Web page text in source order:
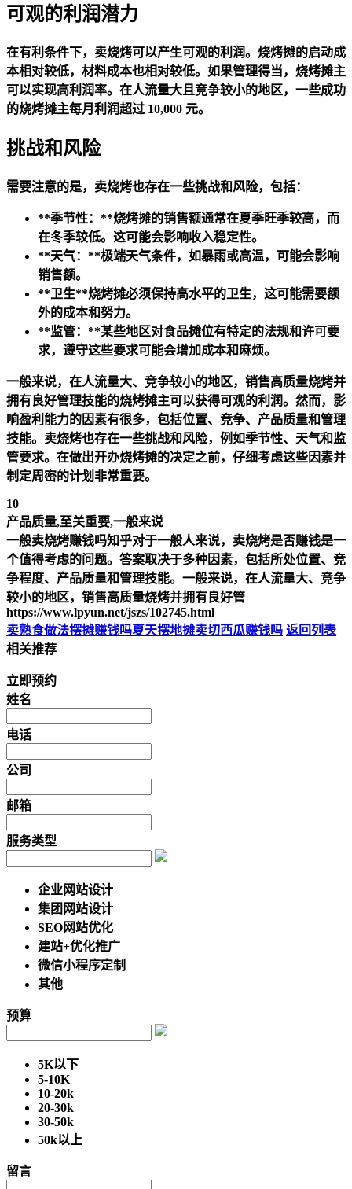
可观的利润潜力
在有利条件下，卖烧烤可以产生可观的利润。烧烤摊的启动成
本相对较低，材料成本也相对较低。如果管理得当，烧烤摊主
可以实现高利润率。在人流量大且竞争较小的地区，一些成功
的烧烤摊主每月利润超过 10,000 元。
挑战和风险
需要注意的是，卖烧烤也存在一些挑战和风险，包括：
**季节性：**烧烤摊的销售额通常在夏季旺季较高，而
在冬季较低。这可能会影响收入稳定性。
**天气：**极端天气条件，如暴雨或高温，可能会影响
销售额。
**卫生**烧烤摊必须保持高水平的卫生，这可能需要额
外的成本和努力。
**监管：**某些地区对食品摊位有特定的法规和许可要
求，遵守这些要求可能会增加成本和麻烦。
一般来说，在人流量大、竞争较小的地区，销售高质量烧烤并
拥有良好管理技能的烧烤摊主可以获得可观的利润。然而，影
响盈利能力的因素有很多，包括位置、竞争、产品质量和管理
技能。卖烧烤也存在一些挑战和风险，例如季节性、天气和监
管要求。在做出开办烧烤摊的决定之前，仔细考虑这些因素并
制定周密的计划非常重要。
10
产品质量,至关重要,一般来说
一般卖烧烤赚钱吗知乎对于一般人来说，卖烧烤是否赚钱是一
个值得考虑的问题。答案取决于多种因素，包括所处位置、竞
争程度、产品质量和管理技能。一般来说，在人流量大、竞争
较小的地区，销售高质量烧烤并拥有良好管
https://www.lpyun.net/jszs/102745.html
卖熟食做法摆摊赚钱吗夏天摆地摊卖切西瓜赚钱吗 返回列表
相关推荐
立即预约
姓名
电话
公司
邮箱
服务类型
企业网站设计
集团网站设计
SEO网站优化
建站+优化推广
微信小程序定制
其他
预算
5K以下
5-10K
10-20k
20-30k
30-50k
50k以上
留言